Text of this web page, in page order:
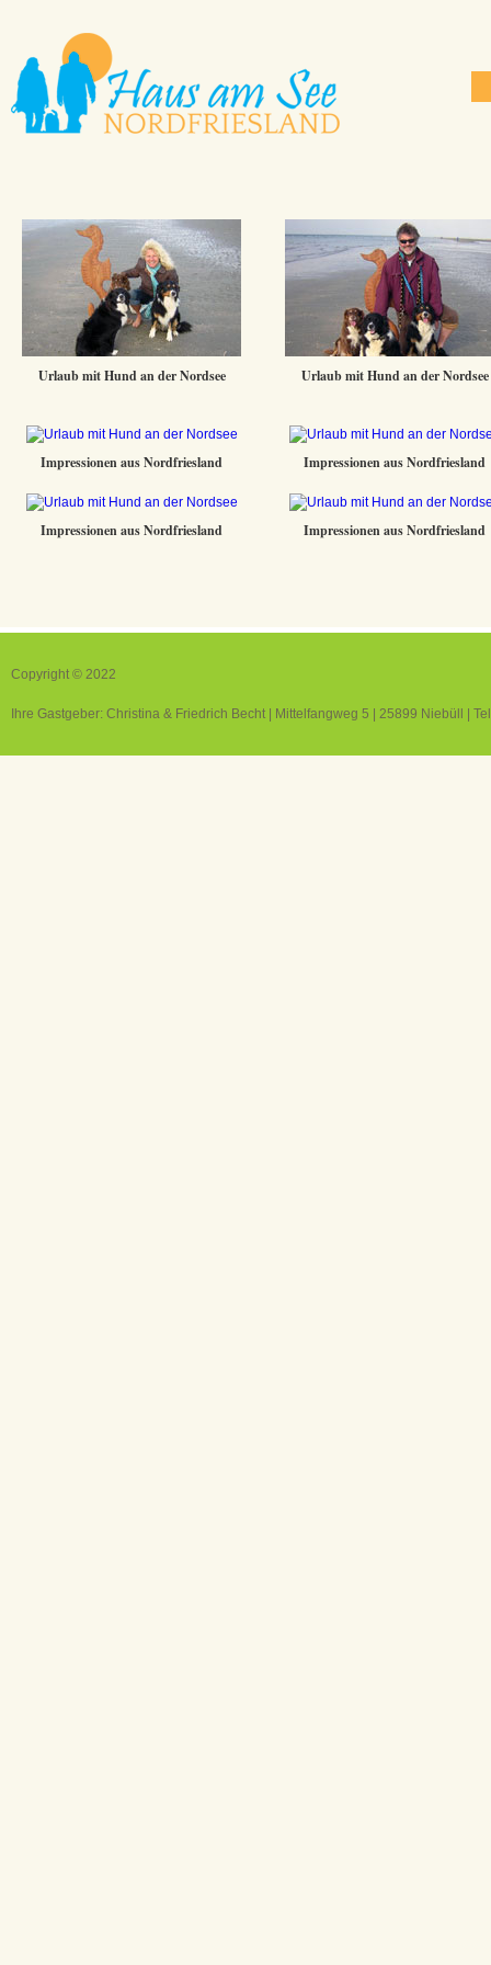
Urlaub mit Hund an der Nordsee Urlaub mit Hund an der Nordsee
Impressionen aus Nordfriesland Impressionen aus Nordfriesland
Impressionen aus Nordfriesland Impressionen aus Nordfriesland
Copyright © 2022
Ihre Gastgeber: Christina & Friedrich Becht | Mittelfangweg 5 | 25899 Niebüll |